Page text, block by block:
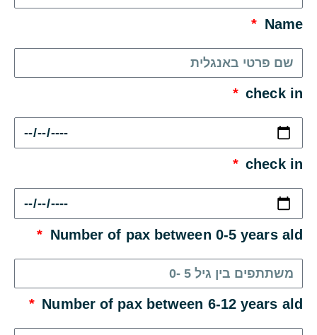
Name
check in
check in
Number of pax between 0-5 years ald
Number of pax between 6-12 years ald